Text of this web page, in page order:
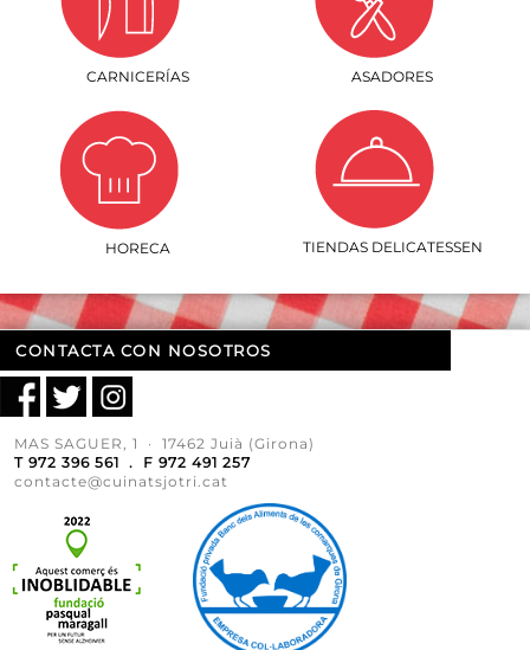
CARNICERÍAS ASADORES
HORECA TIENDAS DELICATESSEN
CONTACTA CON NOSOTROS
MAS SAGUER, 1 · 17462 Juià (Girona)
T 972 396 561 . F 972 491 257
contacte@cuinatsjotri.cat